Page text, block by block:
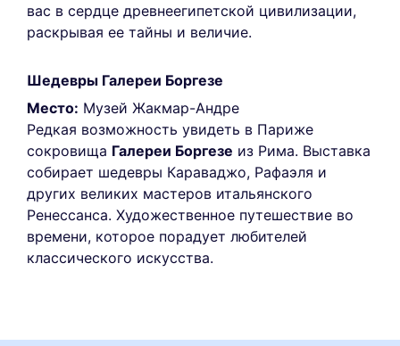
вас в сердце древнеегипетской цивилизации,
раскрывая ее тайны и величие.
Шедевры Галереи Боргезе
Место: Музей Жакмар-Андре
Редкая возможность увидеть в Париже
сокровища Галереи Боргезе из Рима. Выставка
собирает шедевры Караваджо, Рафаэля и
других великих мастеров итальянского
Ренессанса. Художественное путешествие во
времени, которое порадует любителей
классического искусства.